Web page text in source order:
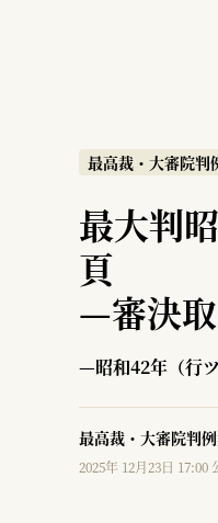
最高裁・大審院判
最大判
頁
—審決
—昭和42年（行
最高裁・大審院判
2025年 12月23日 17:00